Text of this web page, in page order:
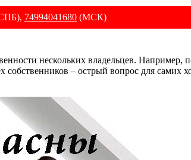
74994041680 (МСК)
нескольких владельцев. Например,
собственников – острый вопрос для